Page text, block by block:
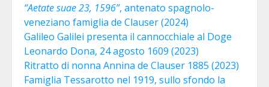
“Aetate suae 23, 1596”, antenato spagnolo-
veneziano famiglia de Clauser (2024)
Galileo Galilei presenta il cannocchiale al Doge
Leonardo Dona, 24 agosto 1609 (2023)
Ritratto di nonna Annina de Clauser 1885 (2023)
Famiglia Tessarotto nel 1919, sullo sfondo la